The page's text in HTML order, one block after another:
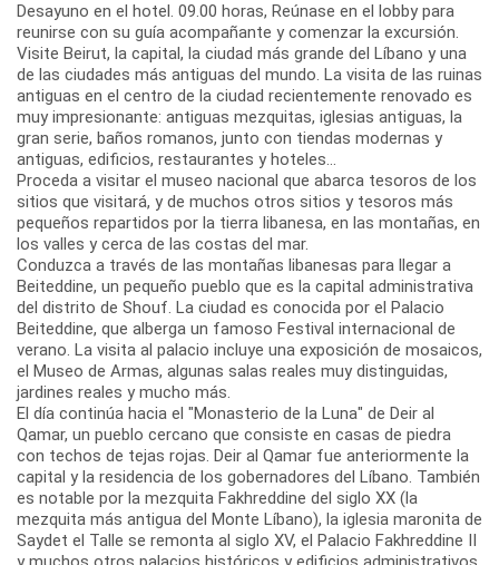
Desayuno en el hotel. 09.00 horas, Reúnase en el lobby para
reunirse con su guía acompañante y comenzar la excursión.
Visite Beirut, la capital, la ciudad más grande del Líbano y una
de las ciudades más antiguas del mundo. La visita de las ruinas
antiguas en el centro de la ciudad recientemente renovado es
muy impresionante: antiguas mezquitas, iglesias antiguas, la
gran serie, baños romanos, junto con tiendas modernas y
antiguas, edificios, restaurantes y hoteles...
Proceda a visitar el museo nacional que abarca tesoros de los
sitios que visitará, y de muchos otros sitios y tesoros más
pequeños repartidos por la tierra libanesa, en las montañas, en
los valles y cerca de las costas del mar.
Conduzca a través de las montañas libanesas para llegar a
Beiteddine, un pequeño pueblo que es la capital administrativa
del distrito de Shouf. La ciudad es conocida por el Palacio
Beiteddine, que alberga un famoso Festival internacional de
verano. La visita al palacio incluye una exposición de mosaicos,
el Museo de Armas, algunas salas reales muy distinguidas,
jardines reales y mucho más.
El día continúa hacia el "Monasterio de la Luna" de Deir al
Qamar, un pueblo cercano que consiste en casas de piedra
con techos de tejas rojas. Deir al Qamar fue anteriormente la
capital y la residencia de los gobernadores del Líbano. También
es notable por la mezquita Fakhreddine del siglo XX (la
mezquita más antigua del Monte Líbano), la iglesia maronita de
Saydet el Talle se remonta al siglo XV, el Palacio Fakhreddine II